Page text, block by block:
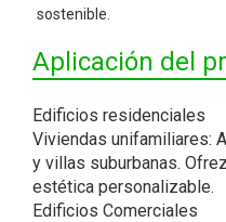
sostenible.
Aplicación del
Edificios residenciales
Viviendas unifamiliares:
y villas suburbanas.
estética personalizable.
Edificios Comerciales